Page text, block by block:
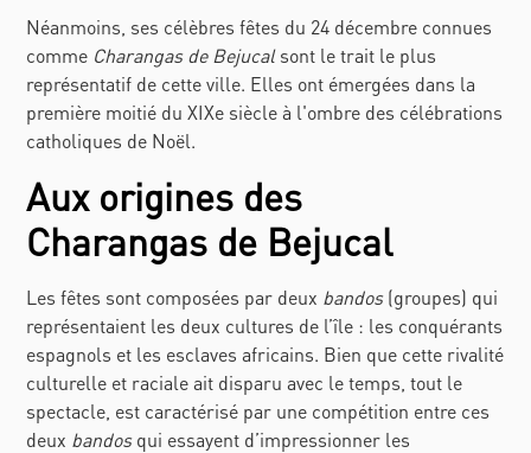
Néanmoins, ses célèbres fêtes du 24 décembre connues
comme Charangas de Bejucalsont le trait le plus
représentatif de cette ville. Elles ont émergées dans la
première moitié du XIXe siècle à l'ombre des célébrations
catholiques de Noël.
Aux origines des
Charangas de Bejucal
Les fêtes sont composées par deux bandos(groupes) qui
représentaient les deux cultures de l’île : les conquérants
espagnols et les esclaves africains. Bien que cette rivalité
culturelle et raciale ait disparu avec le temps, tout le
spectacle, est caractérisé par une compétition entre ces
deux bandosqui essayent d’impressionner les